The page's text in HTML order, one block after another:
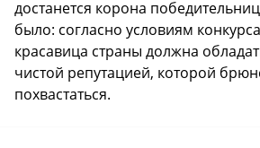
достанется корона
было: согласно условиям
красавица страны должна
чистой репутацией, которой
похвастаться.